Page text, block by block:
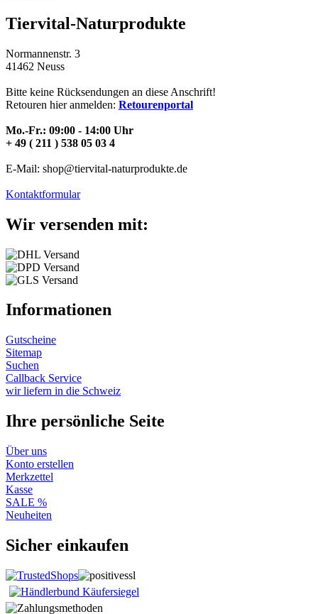
Tiervital-Naturprodukte
Normannenstr. 3
41462 Neuss
Bitte keine Rücksendungen an diese Anschrift!
Retouren hier anmelden: Retourenportal
Mo.-Fr.: 09:00 - 14:00 Uhr
+ 49 ( 211 ) 538 05 03 4
E-Mail: shop@tiervital-naturprodukte.de
Kontaktformular
Wir versenden mit:
Informationen
Gutscheine
Sitemap
Suchen
Callback Service
wir liefern in die Schweiz
Ihre persönliche Seite
Über uns
Konto erstellen
Merkzettel
Kasse
SALE %
Neuheiten
Sicher einkaufen